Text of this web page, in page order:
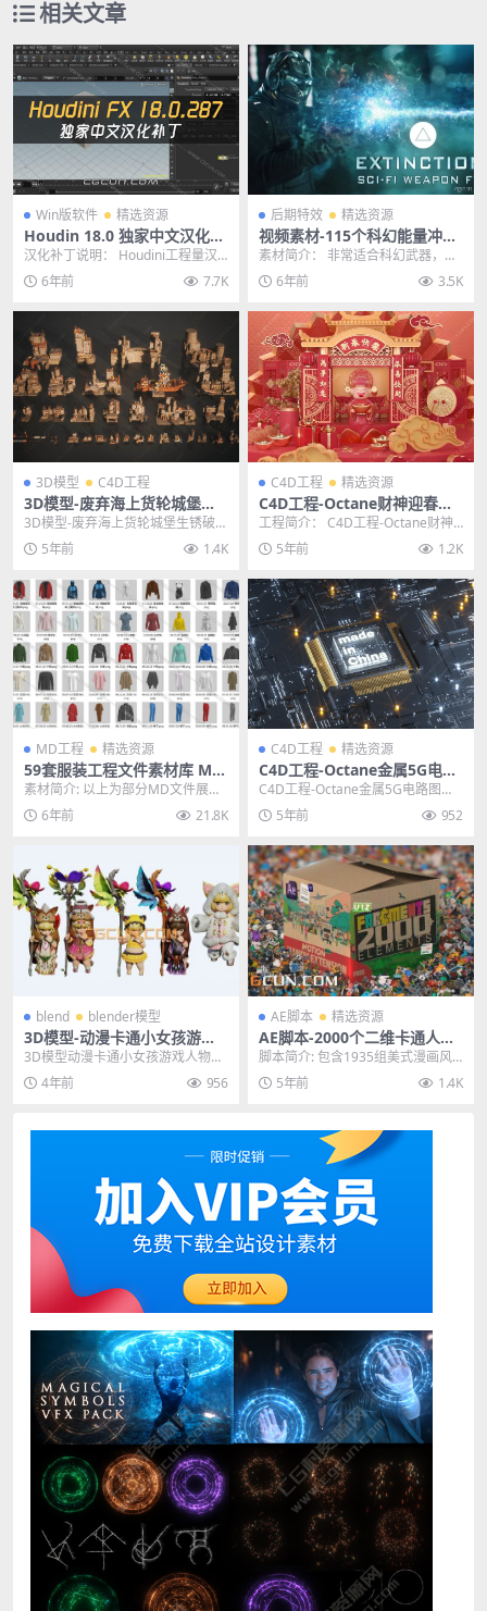
相关文章
Win版软件 精选资源
Houdin 18.0 独家中文汉化版
补丁 SideFX Houdini FX 18.
0.287 三维电影特效制作软件
汉化补丁说明： Houdini工程量汉
化相当巨大的，所以汉化只汉化了
部分内部的，...
6年前 7.7K
后期特效 精选资源
视频素材-115个科幻能量冲击
波魔法火焰光线VFX特效合成
素材4K
素材简介： 非常适合科幻武器，魔
法和力量效果，动态图像等,包含电
流能量传送、冲击...
6年前 3.5K
3D模型 C4D工程
3D模型-废弃海上货轮城堡生
锈破旧的废墟客机港口码头C4
D模型
3D模型-废弃海上货轮城堡生锈破旧
的废墟客机港口码头C4D模型 其他
推荐: 3D...
5年前 1.4K
C4D工程 精选资源
C4D工程-Octane财神迎春喜
庆中国新年拜年动画工程文件
工程简介： C4D工程-Octane财神
迎春喜庆中国新年拜年动画工程文
件。C4D...
5年前 1.2K
MD工程 精选资源
59套服装工程文件素材库 Mar
velous Designer 全系列服装
男女装模型 含中文教程
素材简介: 以上为部分MD文件展示
图，一共有56套服装，西服，衬
衫，棉服，裤子，...
6年前 21.8K
C4D工程 精选资源
C4D工程-Octane金属5G电路
图芯片板创意静帧工程
C4D工程-Octane金属5G电路图芯
片板创意静帧工程 其他推荐: C4D
工程...5年前 952
blend blender模型
3D模型-动漫卡通小女孩游戏
人物角色模型FBX Blend C4D
3D模型动漫卡通小女孩游戏人物角
色模型FBX Blend C4D 其他推荐:
3... 4年前 956
AE脚本 精选资源
AE脚本-2000个二维卡通人物
场景MG动画预设包
脚本简介: 包含1935组美式漫画风
格卡通手绘MG动画元素，比如动
物、背景、场景...
5年前 1.4K